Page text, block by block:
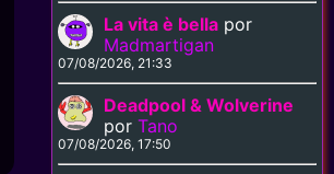
La vita è bella por
Madmartigan
07/08/2026, 21:33
Deadpool & Wolverine
porTano
07/08/2026, 17:50